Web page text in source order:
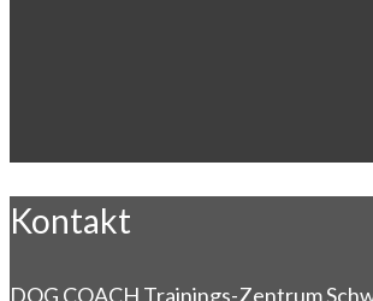
Kontakt
DOG COACH Trainings-Zentrum